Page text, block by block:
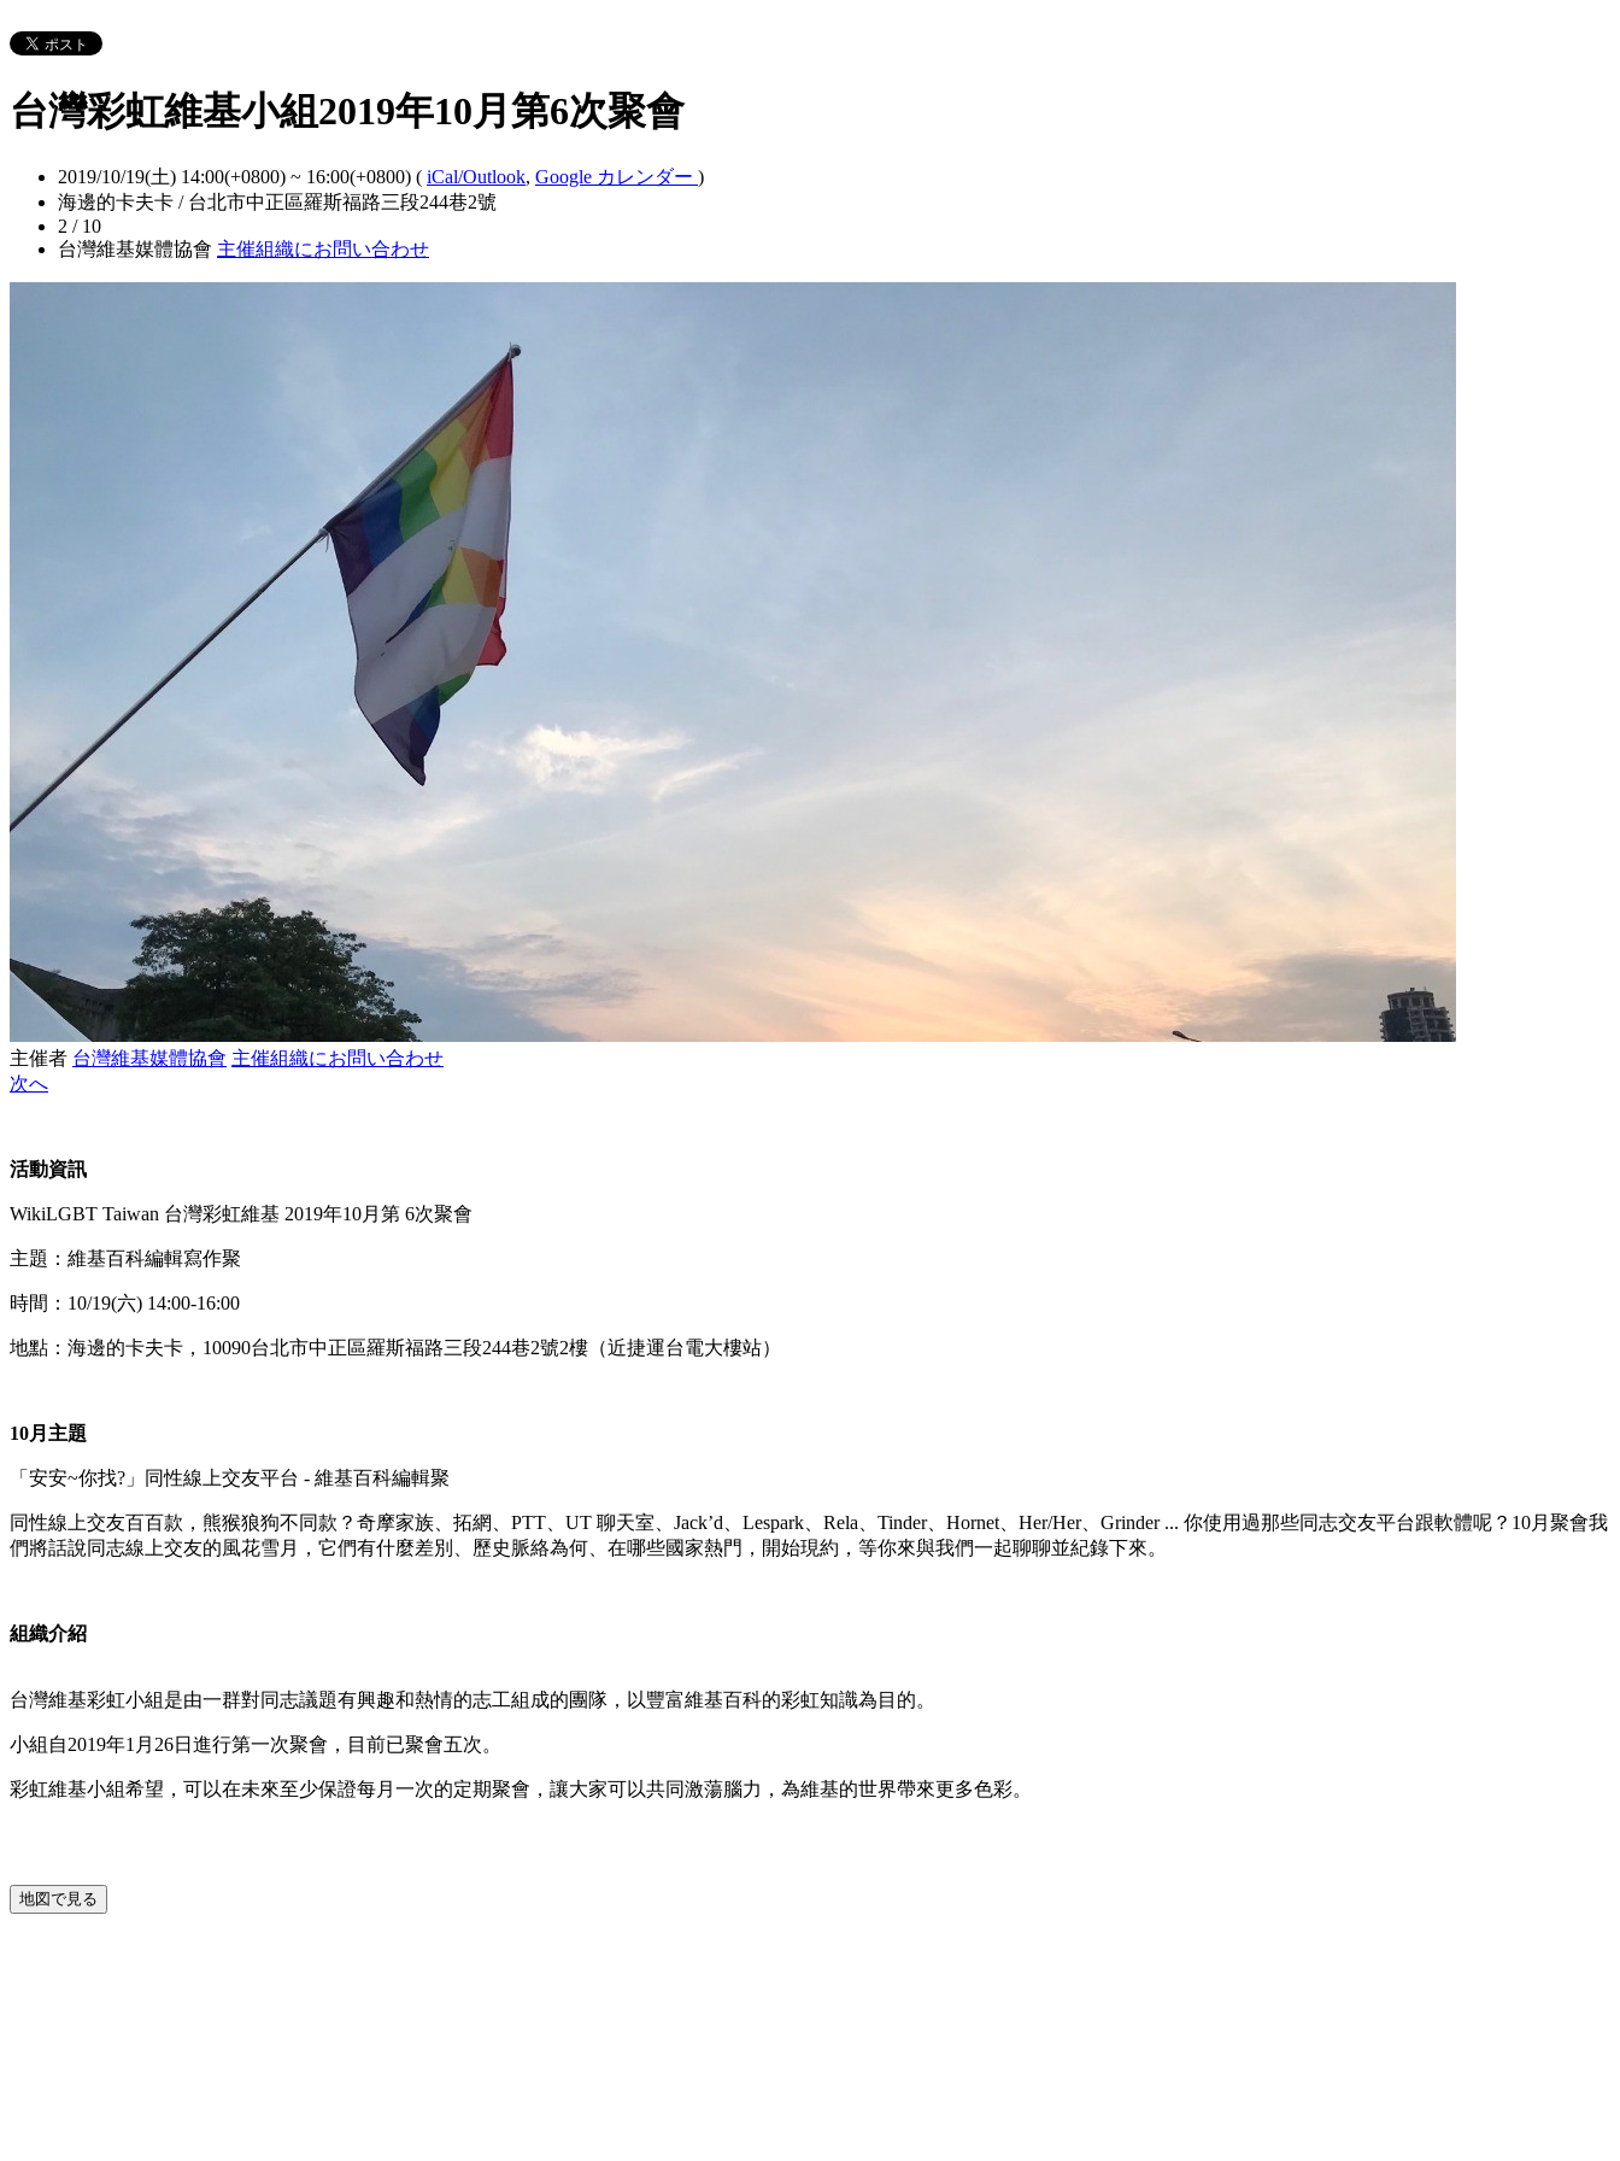
台灣彩虹維基小組2019年10月第6次聚會
2019/10/19(土) 14:00(+0800) ~ 16:00(+0800) ( iCal/Outlook, Google カレンダー )
海邊的卡夫卡 / 台北市中正區羅斯福路三段244巷2號
2 / 10
台灣維基媒體協會 主催組織にお問い合わせ
主催者 台灣維基媒體協會 主催組織にお問い合わせ
次へ
活動資訊
WikiLGBT Taiwan 台灣彩虹維基 2019年10月第 6次聚會
主題：維基百科編輯寫作聚
時間：10/19(六) 14:00-16:00
地點：海邊的卡夫卡，10090台北市中正區羅斯福路三段244巷2號2樓（近捷運台電大樓站）
10月主題
「安安~你找?」同性線上交友平台 - 維基百科編輯聚
同性線上交友百百款，熊猴狼狗不同款？奇摩家族、拓網、PTT、UT 聊天室、Jack’d、Lespark、Rela、Tinder、Hornet、Her/Her、Grinder ... 你使用過那些同志交友平台跟軟體呢？10月聚會我
們將話說同志線上交友的風花雪月，它們有什麼差別、歷史脈絡為何、在哪些國家熱門，開始現約，等你來與我們一起聊聊並紀錄下來。
組織介紹
台灣維基彩虹小組是由一群對同志議題有興趣和熱情的志工組成的團隊，以豐富維基百科的彩虹知識為目的。
小組自2019年1月26日進行第一次聚會，目前已聚會五次。
彩虹維基小組希望，可以在未來至少保證每月一次的定期聚會，讓大家可以共同激蕩腦力，為維基的世界帶來更多色彩。
地図で見る